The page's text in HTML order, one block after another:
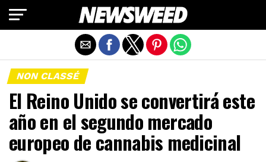
NON CLASSÉ
El Reino Unido se convertirá este
año en el segundo mercado
europeo de cannabis medicinal
Salir de la versión móvil